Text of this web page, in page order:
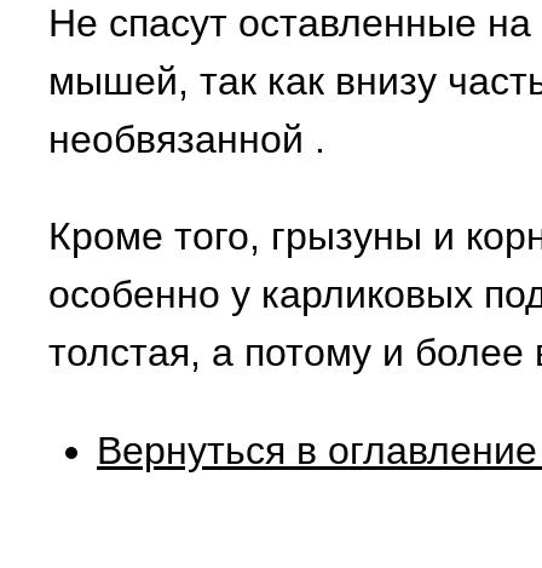
Не спасут оставленные на
мышей, так как внизу
необвязанной .
Кроме того, грызуны и
особенно у карликовых
толстая, а потому и более
Вернуться в